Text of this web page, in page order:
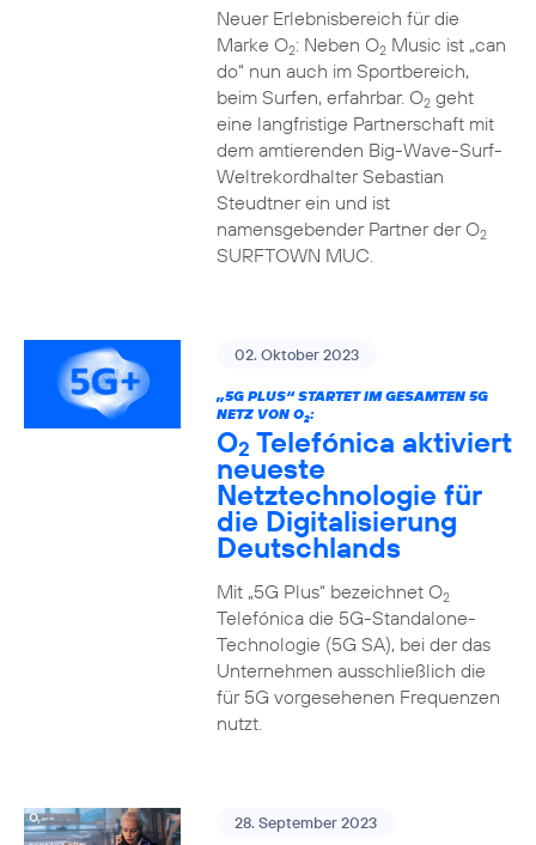
Neuer Erlebnisbereich für die
Marke O2: Neben O2Music ist „can
do“ nun auch im Sportbereich,
beim Surfen, erfahrbar. O2geht
eine langfristige Partnerschaft mit
dem amtierenden Big-Wave-Surf-
Weltrekordhalter Sebastian
Steudtner ein und ist
namensgebender Partner der O2
SURFTOWN MUC.
02. Oktober 2023
„5G PLUS“ STARTET IM GESAMTEN 5G
NETZ VON O2:
O2 Telefónica aktiviert
neueste
Netztechnologie für
die Digitalisierung
Deutschlands
Mit „5G Plus“ bezeichnet O2
Telefónica die 5G-Standalone-
Technologie (5G SA), bei der das
Unternehmen ausschließlich die
für 5G vorgesehenen Frequenzen
nutzt.
28. September 2023